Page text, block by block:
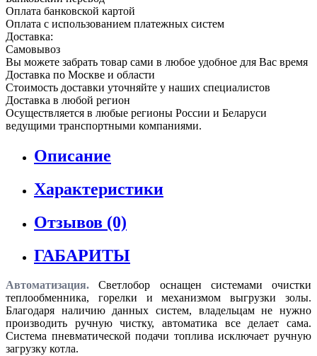
Оплата банковской картой
Оплата с использованием платежных систем
Доставка:
Самовывоз
Вы можете забрать товар сами в любое удобное для Вас время
Доставка по Москве и области
Стоимость доставки уточняйте у наших специалистов
Доставка в любой регион
Осуществляется в любые регионы России и Беларуси
ведущими транспортными компаниями.
Описание
Характеристики
Отзывов (0)
ГАБАРИТЫ
Автоматизация.Светлобор оснащен системами очистки
теплообменника, горелки и механизмом выгрузки золы.
Благодаря наличию данных систем, владельцам не нужно
производить ручную чистку, автоматика все делает сама.
Система пневматической подачи топлива исключает ручную
загрузку котла.